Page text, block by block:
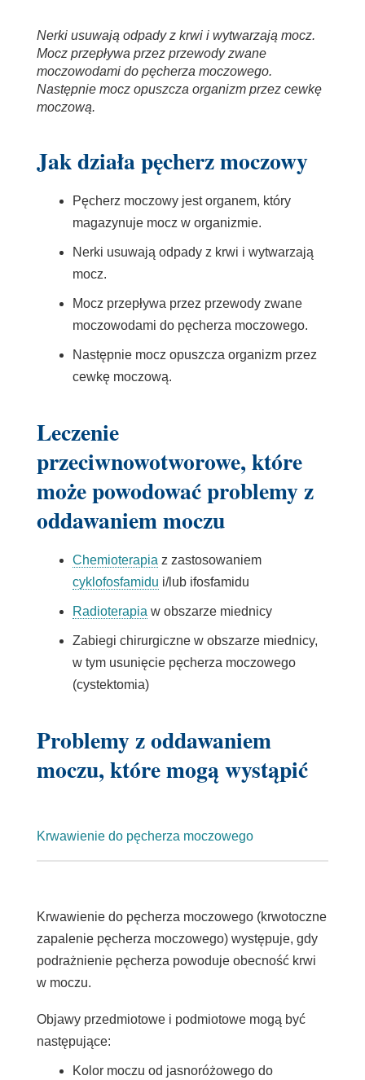
Nerki usuwają odpady z krwi i wytwarzają mocz.
Mocz przepływa przez przewody zwane
moczowodami do pęcherza moczowego.
Następnie mocz opuszcza organizm przez cewkę
moczową.
Jak działa pęcherz moczowy
Pęcherz moczowy jest organem, który
magazynuje mocz w organizmie.
Nerki usuwają odpady z krwi i wytwarzają
mocz.
Mocz przepływa przez przewody zwane
moczowodami do pęcherza moczowego.
Następnie mocz opuszcza organizm przez
cewkę moczową.
Leczenie
przeciwnowotworowe, które
może powodować problemy z
oddawaniem moczu
Chemioterapia z zastosowaniem
cyklofosfamidu i/lub ifosfamidu
Radioterapia w obszarzemiednicy
Zabiegi chirurgiczne w obszarze miednicy,
w tym usunięcie pęcherza moczowego
(cystektomia)
Problemy z oddawaniem
moczu, które mogą wystąpić
Krwawienie do pęcherza moczowego
Krwawienie do pęcherza moczowego (krwotoczne
zapalenie pęcherza moczowego) występuje, gdy
podrażnienie pęcherza powoduje obecność krwi
w moczu.
Objawy przedmiotowe i podmiotowe mogą być
następujące:
Kolor moczu od jasnoróżowego do